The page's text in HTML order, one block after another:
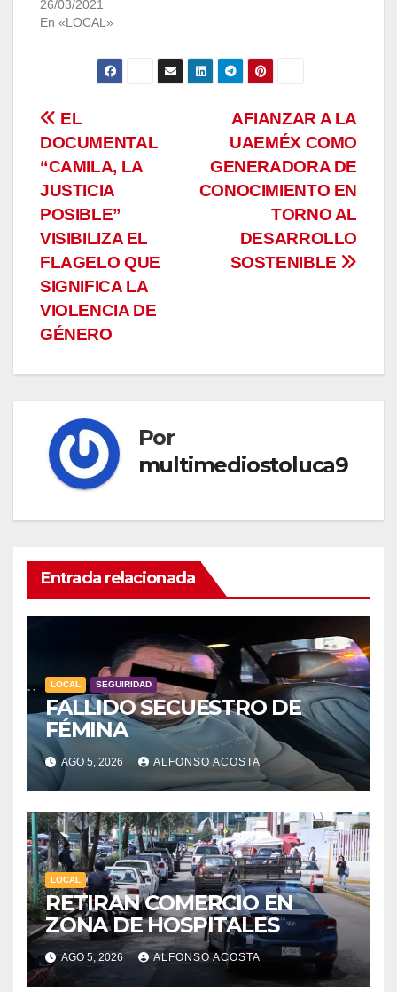
26/03/2021
En «LOCAL»
Navegación
de
entradas
AFIANZAR A LA
UAEMÉX COMO
GENERADORA DE
CONOCIMIENTO EN
TORNO AL
DESARROLLO
SOSTENIBLE
EL
DOCUMENTAL
“CAMILA, LA
JUSTICIA
POSIBLE”
VISIBILIZA EL
FLAGELO QUE
SIGNIFICA LA
VIOLENCIA DE
GÉNERO
Por
multimediostoluca9
Entrada relacionada
LOCAL SEGUIRIDAD
FALLIDO SECUESTRO DE
FÉMINA
AGO 5, 2026 ALFONSO ACOSTA
LOCAL
RETIRAN COMERCIO EN
ZONA DE HOSPITALES
AGO 5, 2026 ALFONSO ACOSTA